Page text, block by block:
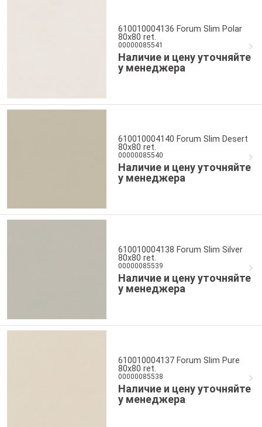
610010004136 Forum Slim Polar
80x80 ret.
00000085541
Наличие и цену уточняйте
у менеджера
610010004140 Forum Slim Desert
80x80 ret.
00000085540
Наличие и цену уточняйте
у менеджера
610010004138 Forum Slim Silver
80x80 ret.
00000085539
Наличие и цену уточняйте
у менеджера
610010004137 Forum Slim Pure
80x80 ret.
00000085538
Наличие и цену уточняйте
у менеджера